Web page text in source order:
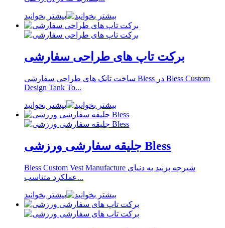
بیشتر بخوانید
برکت تاپ های طراحی سفارشی
ساخت تانک های طراحی سفارشی Bless در Bless Custom
Design Tank To...
بیشتر بخوانید
جلیقه سفارشی ورزشی Bless
Bless Custom Vest Manufacture شیرجه بزنید به دنیای
عملکرد متناسب...
بیشتر بخوانید